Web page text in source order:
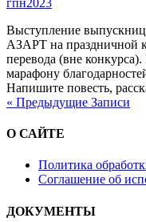
Выступление
АЗАРТ на праздничной
перевода (вне
марафону
Напишите повесть,
« Предыдущие Записи
О САЙТЕ
Политика
Соглашение об
ДОКУМЕНТЫ